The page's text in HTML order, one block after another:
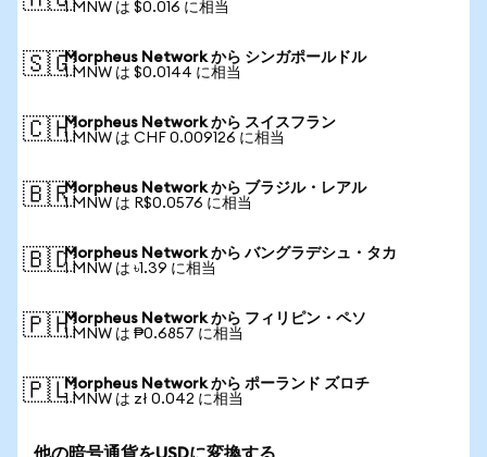
1 MNW は $0.016 に相当
🇸🇬Morpheus Network から シンガポールドル
1 MNW は $0.0144 に相当
🇨🇭Morpheus Network から スイスフラン
1 MNW は CHF 0.009126 に相当
🇧🇷Morpheus Network から ブラジル・レアル
1 MNW は R$0.0576 に相当
🇧🇩Morpheus Network から バングラデシュ・タカ
1 MNW は ৳1.39 に相当
🇵🇭Morpheus Network から フィリピン・ペソ
1 MNW は ₱0.6857 に相当
🇵🇱Morpheus Network から ポーランド ズロチ
1 MNW は zł 0.042 に相当